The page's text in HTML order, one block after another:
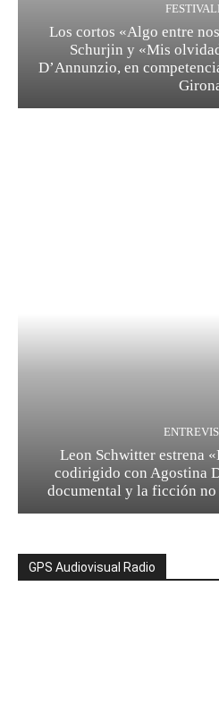
Los cortos «Algo entre
Schurjin y «Mis
D’Annunzio, en
Leon Schwitter estrena
codirigido con Agostina
documental y la ficción no
GPS Audiovisual Radio